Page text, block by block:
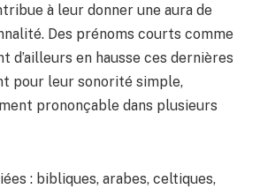
à leur donner une aura de
Des prénoms courts comme
d’ailleurs en hausse ces dernières
pour leur sonorité simple,
prononçable dans plusieurs
: bibliques, arabes, celtiques,